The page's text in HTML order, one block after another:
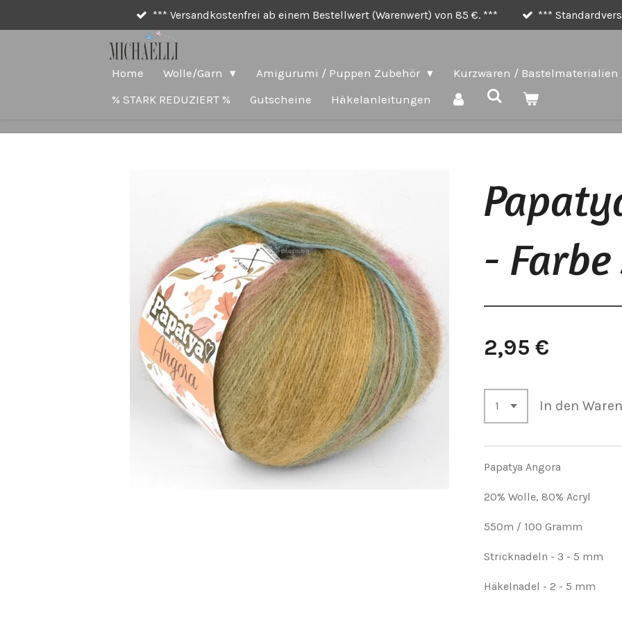
*** Versandkostenfrei ab einem Bestellwert (Warenwert) von 85 €. *** ***
Home Wolle/Garn Amigurumi / Puppen Zubehör Kurzwaren / Bastelmaterialien
% STARK REDUZIERT %
Gutscheine Häkelanleitungen
-
2,95 €
In den
Papatya Angora
20% Wolle, 80% Acryl
550m / 100 Gramm
Stricknadeln - 3 - 5 mm
Häkelnadel - 2 - 5 mm